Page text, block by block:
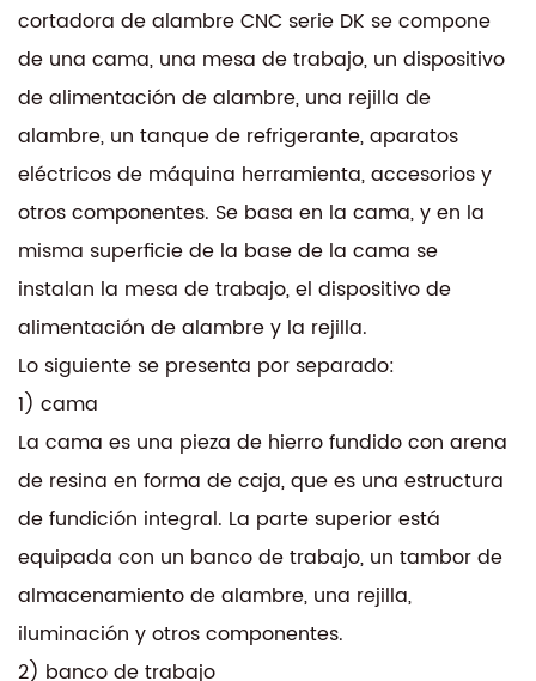
cortadora de alambre CNC serie DK se compone
de una cama, una mesa de trabajo, un dispositivo
de alimentación de alambre, una rejilla de
alambre, un tanque de refrigerante, aparatos
eléctricos de máquina herramienta, accesorios y
otros componentes. Se basa en la cama, y ​​en la
misma superficie de la base de la cama se
instalan la mesa de trabajo, el dispositivo de
alimentación de alambre y la rejilla.
Lo siguiente se presenta por separado:
1) cama
La cama es una pieza de hierro fundido con arena
de resina en forma de caja, que es una estructura
de fundición integral. La parte superior está
equipada con un banco de trabajo, un tambor de
almacenamiento de alambre, una rejilla,
iluminación y otros componentes.
2) banco de trabajo